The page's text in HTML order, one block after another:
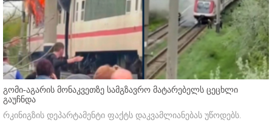
გომი-აგარის მონაკვეთზე სამგზავრო მატარებელს ცეცხლი
გაუჩნდა
რკინიგზის დეპარტამენტი ფაქტს დაკვამლიანებას უწოდებს.